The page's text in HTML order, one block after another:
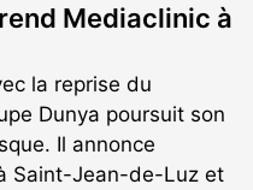
Mediaclinic à
la reprise du
Dunya poursuit son
Il annonce
Saint-Jean-de-Luz et